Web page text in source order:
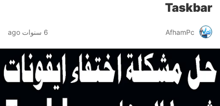
Taskbar
AfhamPc 6 سنوات ago